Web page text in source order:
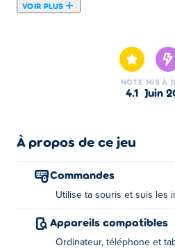
VOIR PLUS
recherchons. Jouez à ce jeu
pour voir qui est le meilleur.
Le jeu a été créé par
NOTE
4.1
MIS À
juin
À propos de ce jeu
Commandes
Utilise ta souris et suis les
Appareils compatibles
Ordinateur, téléphone et